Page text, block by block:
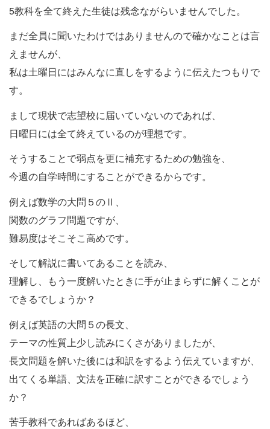
5教科を全て終えた生徒は残念ながらいませんでした。
まだ全員に聞いたわけではありませんので確かなことは言
えませんが、
私は土曜日にはみんなに直しをするように伝えたつもりで
す。
まして現状で志望校に届いていないのであれば、
日曜日には全て終えているのが理想です。
そうすることで弱点を更に補充するための勉強を、
今週の自学時間にすることができるからです。
例えば数学の大問５のⅡ、
関数のグラフ問題ですが、
難易度はそこそこ高めです。
そして解説に書いてあることを読み、
理解し、もう一度解いたときに手が止まらずに解くことが
できるでしょうか？
例えば英語の大問５の長文、
テーマの性質上少し読みにくさがありましたが、
長文問題を解いた後には和訳をするよう伝えていますが、
出てくる単語、文法を正確に訳すことができるでしょう
か？
苦手教科であればあるほど、